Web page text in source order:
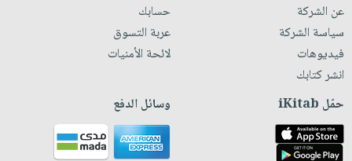
عن الشركة
سياسة الشركة
فيديوهات
انشر كتابك
حسابك
عربة التسوق
لائحة الأمنيات
حمّل iKitab وسائل الدفع